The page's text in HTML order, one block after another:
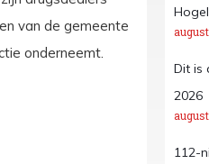
van de gemeente
onderneemt.
Dit is
2026
112-